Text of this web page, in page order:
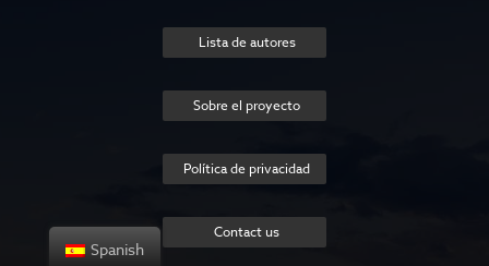
Lista de autores
Sobre el proyecto
Política de privacidad
Contact us
Spanish